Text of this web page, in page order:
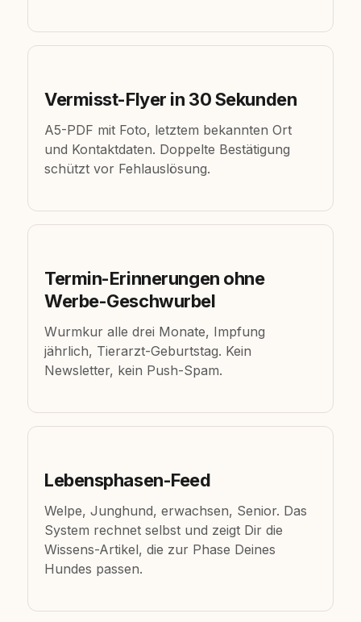
Vermisst-Flyer in 30 Sekunden
A5-PDF mit Foto, letztem bekannten Ort
und Kontaktdaten. Doppelte Bestätigung
schützt vor Fehlauslösung.
Termin-Erinnerungen ohne
Werbe-Geschwurbel
Wurmkur alle drei Monate, Impfung
jährlich, Tierarzt-Geburtstag. Kein
Newsletter, kein Push-Spam.
Lebensphasen-Feed
Welpe, Junghund, erwachsen, Senior. Das
System rechnet selbst und zeigt Dir die
Wissens-Artikel, die zur Phase Deines
Hundes passen.